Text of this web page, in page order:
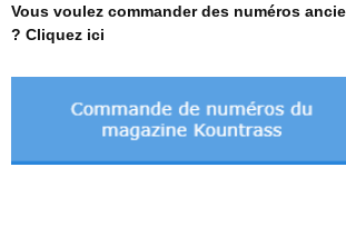
Vous voulez commander des numéros
? Cliquez ici